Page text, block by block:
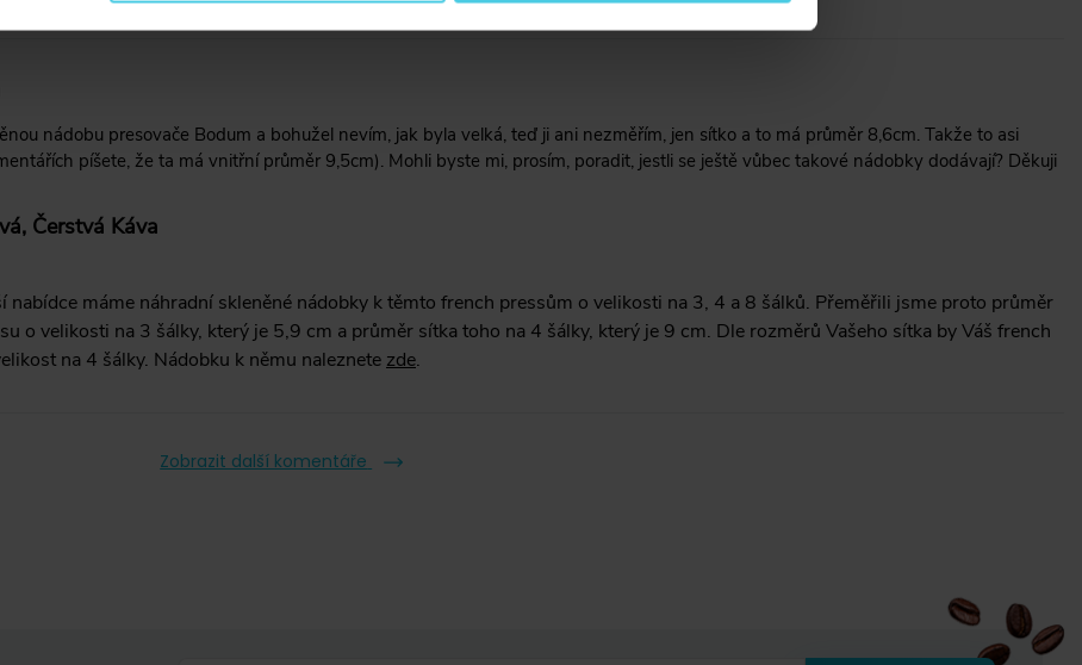
nádobu presovače Bodum a bohužel nevím, jak byla velká, teď ji ani nezměřím, jen sítko a to má průměr 8,6cm. Takže to asi
píšete, že ta má vnitřní průměr 9,5cm). Mohli byste mi, prosím, poradit, jestli se ještě vůbec takové nádobky dodávají? Děkuji
Čerstvá Káva
nabídce máme náhradní skleněné nádobky k těmto french pressům o velikosti na 3, 4 a 8 šálků. Přeměřili jsme proto průměr
o velikosti na 3 šálky, který je 5,9 cm a průměr sítka toho na 4 šálky, který je 9 cm. Dle rozměrů Vašeho sítka by Váš french
na 4 šálky. Nádobku k němu naleznete zde.
Zobrazit další komentáře